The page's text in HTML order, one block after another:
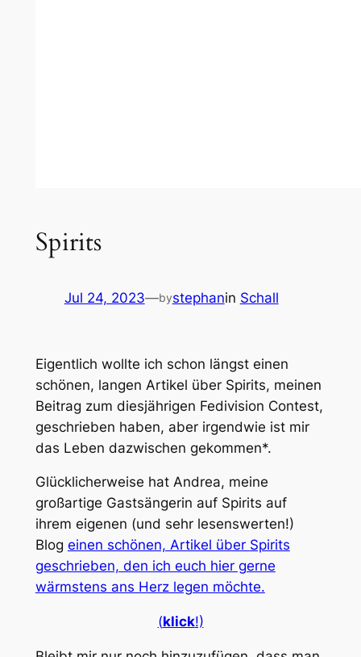
Spirits
Jul 24, 2023—bystephanin Schall
Eigentlich wollte ich schon längst einen
schönen, langen Artikel über Spirits, meinen
Beitrag zum diesjährigen Fedivision Contest,
geschrieben haben, aber irgendwie ist mir
das Leben dazwischen gekommen*.
Glücklicherweise hat Andrea, meine
großartige Gastsängerin auf Spirits auf
ihrem eigenen (und sehr lesenswerten!)
Blog einen schönen, Artikel über Spirits
geschrieben, den ich euch hier gerne
wärmstens ans Herz legen möchte.
(klick!)